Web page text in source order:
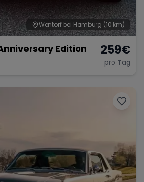
Aston Martin
Lotus Maserati
Wentorf bei Hamburg (10 km)
Edition 259€
pro Tag